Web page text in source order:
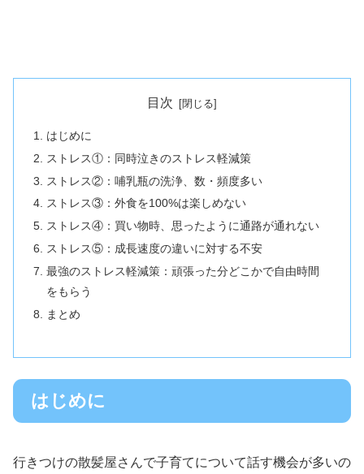
目次
はじめに
ストレス①：同時泣きのストレス軽減策
ストレス②：哺乳瓶の洗浄、数・頻度多い
ストレス③：外食を100%は楽しめない
ストレス④：買い物時、思ったように通路が通れない
ストレス⑤：成長速度の違いに対する不安
最強のストレス軽減策：頑張った分どこかで自由時間
をもらう
まとめ
はじめに
行きつけの散髪屋さんで子育てについて話す機会が多いの